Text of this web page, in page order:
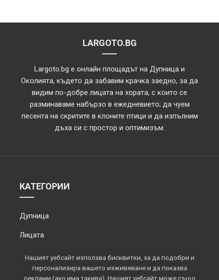
Нашият уебсайт използва бисквитки, за да подобри и
персонализира вашето изживяване и да показва
реклами (ако има такива). Нашият уебсайт може също
LARGOTO.BG
Largoto.bg е онлайн площадът на Дупница и
Околията, където да забавим крачка заедно, за да
видим по-добре лицата на хората, с които се
разминаваме набързо в ежедневието; да чуем
песента на скритите в клоните птици и да изпълним
дъха си с простор и оптимизъм.
КАТЕГОРИИ
Дупница
Лицата
Обектив
Околията